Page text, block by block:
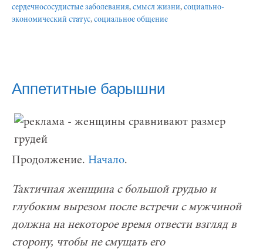
сердечнососудистые заболевания, смысл жизни, социально-
экономический статус, социальное общение
Аппетитные барышни
Продолжение. Начало.
Тактичная женщина с большой грудью и
глубоким вырезом после встречи с мужчиной
должна на некоторое время отвести взгляд в
сторону, чтобы не смущать его